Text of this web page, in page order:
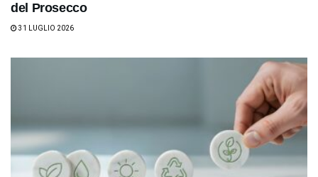
del Prosecco
31 LUGLIO 2026